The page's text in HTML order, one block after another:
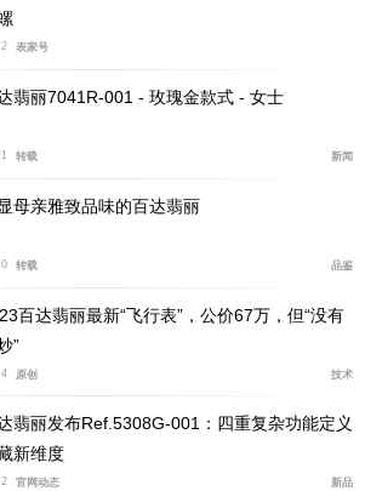
2 表家号
翡丽7041R-001 - 玫瑰金款式 - 女士
1 转载 新闻
母亲雅致品味的百达翡丽
0 转载 品鉴
百达翡丽最新“飞行表”，公价67万，但“没有
”
4 原创 技术
翡丽发布Ref.5308G-001：四重复杂功能定义
新维度
2 官网动态 新品